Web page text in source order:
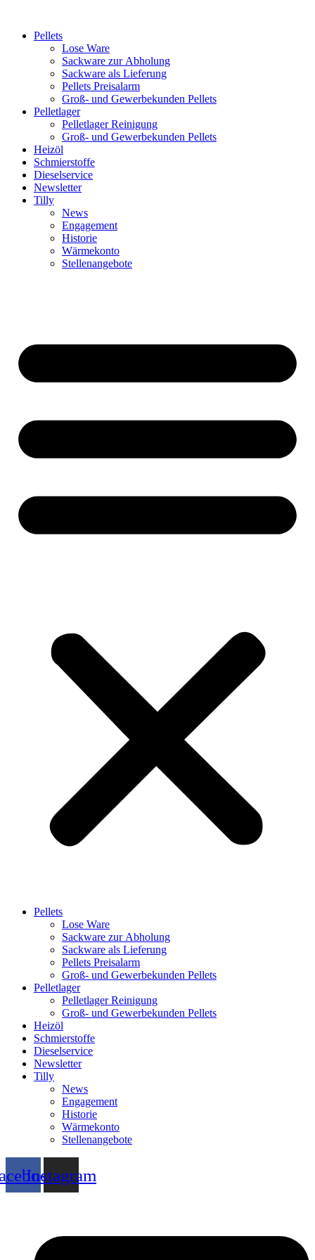
Pellets
Lose Ware
Sackware zur Abholung
Sackware als Lieferung
Pellets Preisalarm
Groß- und Gewerbekunden Pellets
Pelletlager
Pelletlager Reinigung
Groß- und Gewerbekunden Pellets
Heizöl
Schmierstoffe
Dieselservice
Newsletter
Tilly
News
Engagement
Historie
Wärmekonto
Stellenangebote
Pellets
Lose Ware
Sackware zur Abholung
Sackware als Lieferung
Pellets Preisalarm
Groß- und Gewerbekunden Pellets
Pelletlager
Pelletlager Reinigung
Groß- und Gewerbekunden Pellets
Heizöl
Schmierstoffe
Dieselservice
Newsletter
Tilly
News
Engagement
Historie
Wärmekonto
Stellenangebote
Instagram